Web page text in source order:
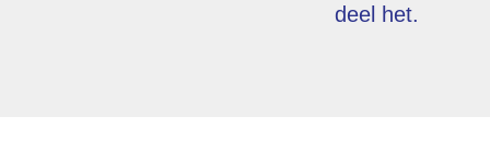
deel het.